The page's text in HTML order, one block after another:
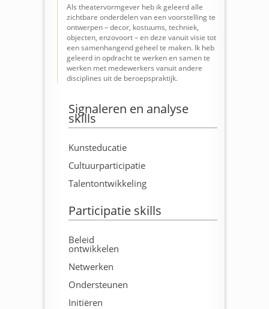
Als theatervormgever heb ik geleerd alle
zichtbare onderdelen van een voorstelling te
ontwerpen – decor, kostuums, techniek,
objecten, enzovoort – en deze vanuit visie tot
een samenhangend geheel te maken. Ik heb
geleerd in opdracht te werken en samen te
werken met medewerkers vanuit andere
disciplines uit de beroepspraktijk.
Signaleren en analyse
skills
Kunsteducatie
Cultuurparticipatie
Talentontwikkeling
Participatie skills
Beleid
ontwikkelen
Netwerken
Ondersteunen
Initiëren